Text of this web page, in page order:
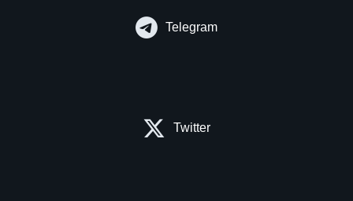
Telegram
Twitter